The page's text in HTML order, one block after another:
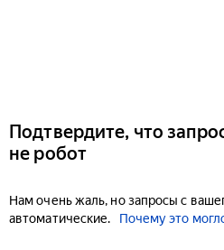
Подтвердите, что
не робот
Нам очень жаль, но запросы с
автоматические.
Почему это